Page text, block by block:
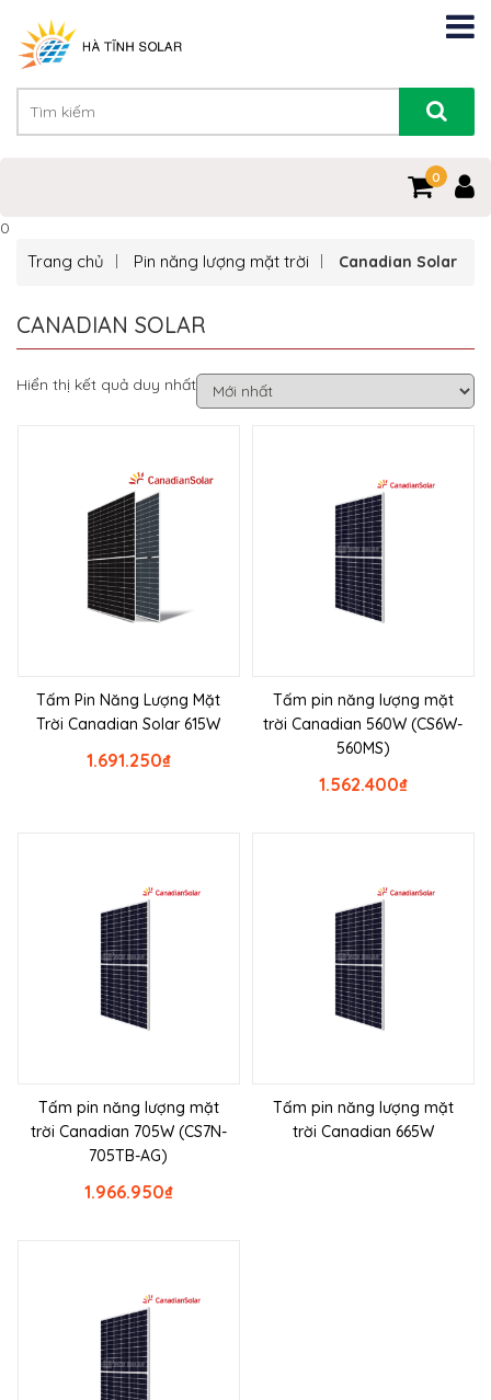
0
0
Trang chủ Pin năng lượng mặt trời Canadian Solar
CANADIAN SOLAR
Hiển thị kết quả duy nhất
Tấm Pin Năng Lượng Mặt
Trời Canadian Solar 615W
₫
1.691.250
Tấm pin năng lượng mặt
trời Canadian 560W (CS6W-
560MS)
₫
1.562.400
Tấm pin năng lượng mặt
trời Canadian 705W (CS7N-
705TB-AG)
₫
1.966.950
Tấm pin năng lượng mặt
trời Canadian 665W